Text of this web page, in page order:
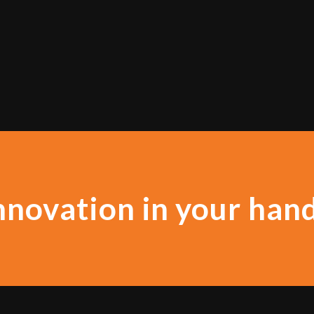
in your